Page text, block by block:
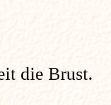
die Brust.